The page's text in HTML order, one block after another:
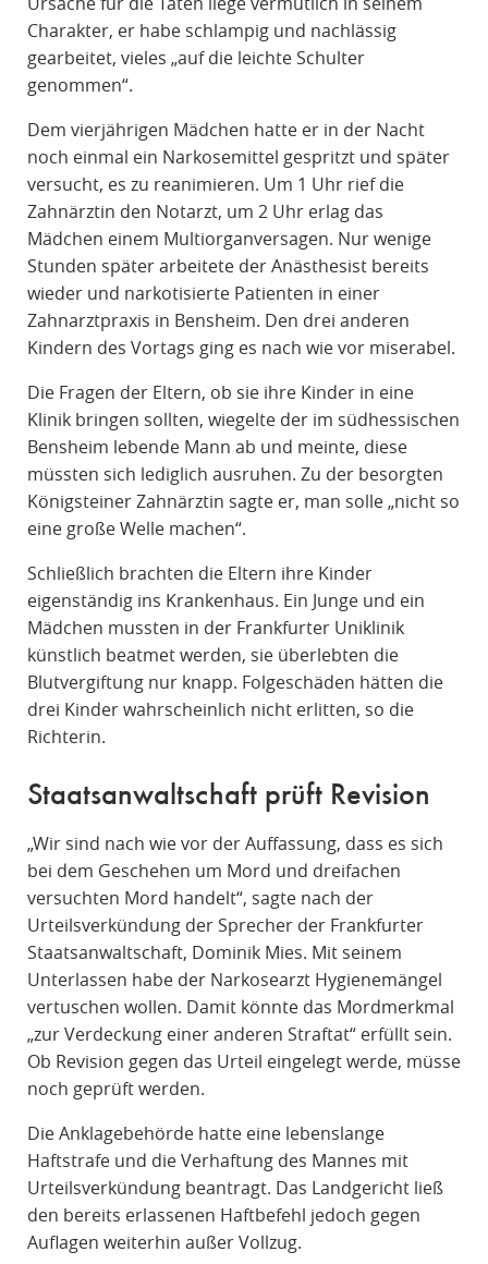
Charakter, er habe schlampig und nachlässig
gearbeitet, vieles „auf die leichte Schulter
genommen“.
Dem vierjährigen Mädchen hatte er in der Nacht
noch einmal ein Narkosemittel gespritzt und später
versucht, es zu reanimieren. Um 1 Uhr rief die
Zahnärztin den Notarzt, um 2 Uhr erlag das
Mädchen einem Multiorganversagen. Nur wenige
Stunden später arbeitete der Anästhesist bereits
wieder und narkotisierte Patienten in einer
Zahnarztpraxis in Bensheim. Den drei anderen
Kindern des Vortags ging es nach wie vor miserabel.
Die Fragen der Eltern, ob sie ihre Kinder in eine
Klinik bringen sollten, wiegelte der im südhessischen
Bensheim lebende Mann ab und meinte, diese
müssten sich lediglich ausruhen. Zu der besorgten
Königsteiner Zahnärztin sagte er, man solle „nicht so
eine große Welle machen“.
Schließlich brachten die Eltern ihre Kinder
eigenständig ins Krankenhaus. Ein Junge und ein
Mädchen mussten in der Frankfurter Uniklinik
künstlich beatmet werden, sie überlebten die
Blutvergiftung nur knapp. Folgeschäden hätten die
drei Kinder wahrscheinlich nicht erlitten, so die
Richterin.
Staatsanwaltschaft prüft Revision
„Wir sind nach wie vor der Auffassung, dass es sich
bei dem Geschehen um Mord und dreifachen
versuchten Mord handelt“, sagte nach der
Urteilsverkündung der Sprecher der Frankfurter
Staatsanwaltschaft, Dominik Mies. Mit seinem
Unterlassen habe der Narkosearzt Hygienemängel
vertuschen wollen. Damit könnte das Mordmerkmal
„zur Verdeckung einer anderen Straftat“ erfüllt sein.
Ob Revision gegen das Urteil eingelegt werde, müsse
noch geprüft werden.
Die Anklagebehörde hatte eine lebenslange
Haftstrafe und die Verhaftung des Mannes mit
Urteilsverkündung beantragt. Das Landgericht ließ
den bereits erlassenen Haftbefehl jedoch gegen
Auflagen weiterhin außer Vollzug.